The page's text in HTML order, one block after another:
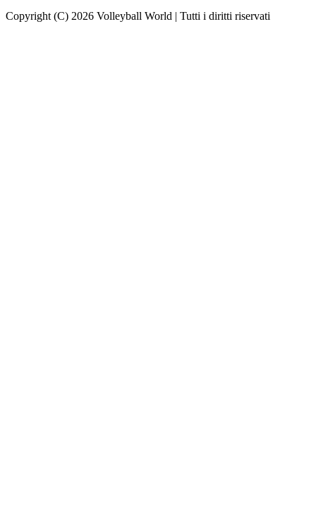
Copyright (C) 2026 Volleyball World | Tutti i diritti riservati